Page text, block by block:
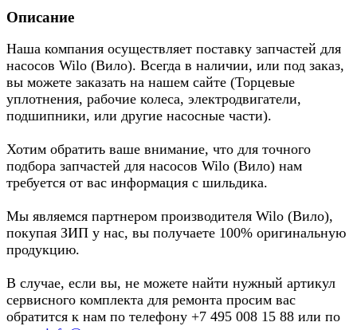
Описание
Наша компания осуществляет поставку запчастей для
насосов Wilo (Вило). Всегда в наличии, или под заказ,
вы можете заказать на нашем сайте (Торцевые
уплотнения, рабочие колеса, электродвигатели,
подшипники, или другие насосные части).
Хотим обратить ваше внимание, что для точного
подбора запчастей для насосов Wilo (Вило) нам
требуется от вас информация с шильдика.
Мы являемся партнером производителя Wilo (Вило),
покупая ЗИП у нас, вы получаете 100% оригинальную
продукцию.
В случае, если вы, не можете найти нужный артикул
сервисного комплекта для ремонта просим вас
обратится к нам по телефону +7 495 008 15 88 или по